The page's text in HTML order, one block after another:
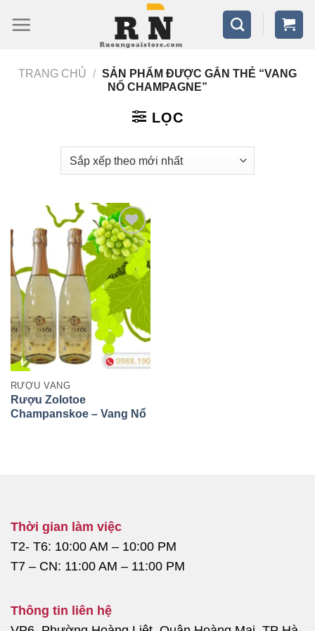
qua
dungTRANG CHỦ / SẢN PHẨM ĐƯỢC GẮN THẺ “VANG
NỔ CHAMPAGNE”
LỌC
RƯỢU VANG
Rượu Zolotoe
Champanskoe – Vang Nổ
Thời gian làm việc
T2- T6: 10:00 AM – 10:00 PM
T7 – CN: 11:00 AM – 11:00 PM
Thông tin liên hệ